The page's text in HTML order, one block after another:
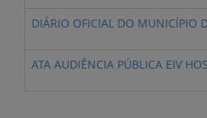
DIÁRIO OFICIAL DO MUNICÍPIO
ATA AUDIÊNCIA PÚBLICA EIV